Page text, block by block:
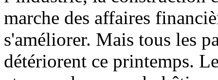
marche des affaires
s'améliorer. Mais tous les
détériorent ce printemps.